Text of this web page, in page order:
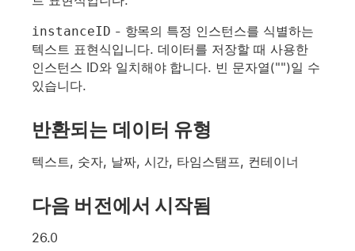
instanceID - 항목의 특정 인스턴스를 식별하는
텍스트 표현식입니다. 데이터를 저장할 때 사용한
인스턴스 ID와 일치해야 합니다. 빈 문자열("")일 수
있습니다.
반환되는 데이터 유형
텍스트, 숫자, 날짜, 시간, 타임스탬프, 컨테이너
다음 버전에서 시작됨
26.0